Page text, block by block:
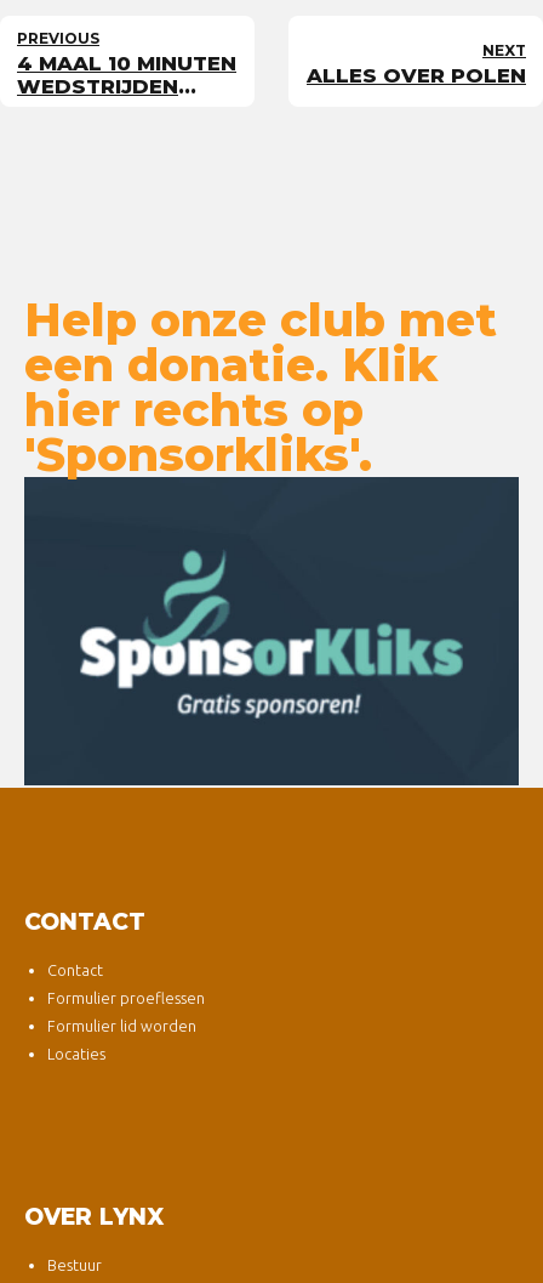
PREVIOUS
4 MAAL 10 MINUTEN
WEDSTRIJDEN
NEXT
ALLES OVER POLEN
Help onze club met
een donatie. Klik
hier rechts op
'Sponsorkliks'.
CONTACT
Contact
Formulier proeflessen
Formulier lid worden
Locaties
OVER LYNX
Bestuur